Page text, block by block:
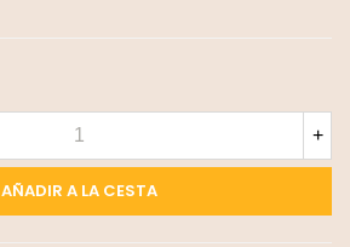
+
AÑADIR A LA CESTA